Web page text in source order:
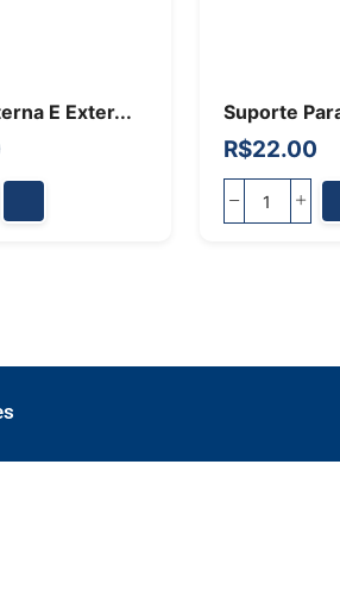
E Exter... Suporte
R$22.00